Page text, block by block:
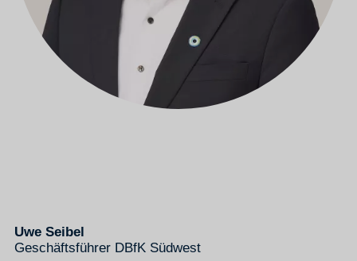
Uwe Seibel
Geschäftsführer DBfK Südwest